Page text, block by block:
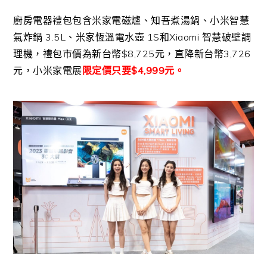
廚房電器禮包包含米家電磁爐、知吾煮湯鍋、小米智慧
氣炸鍋 3.5L、米家恆溫電水壺 1S和Xiaomi 智慧破壁調
理機，禮包市價為新台幣$8,725元，直降新台幣3,726
元，小米家電展 限定價只要$4,999元。